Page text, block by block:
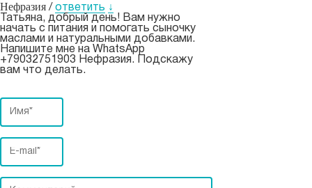
Нефразия / ответить ↓
Татьяна, добрый день! Вам нужно
начать с питания и помогать сыночку
маслами и натуральными добавками.
Напишите мне на WhatsApp
+79032751903 Нефразия. Подскажу
вам что делать.